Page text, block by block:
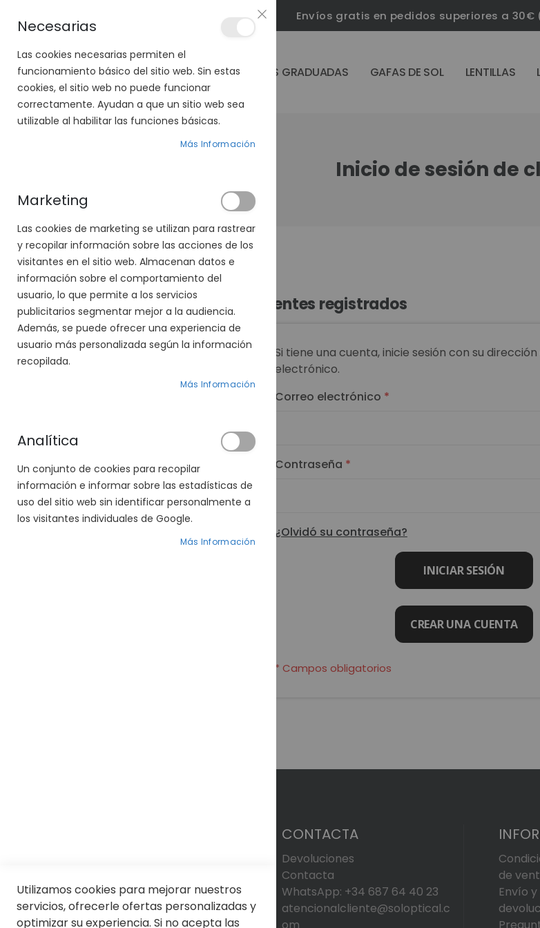
Envíos gratis en pedidos superiores a 30€
GAFAS GRADUADAS GAFAS DE SOL LENTILLAS
Inicio de sesión de
Clientes registrados
Si tiene una cuenta, inicie sesión con su
electrónico.
Correo electrónico
Contraseña
¿Olvidó su contraseña?
INICIAR SESIÓN
CREAR UNA CUENTA
CONTACTA
Devoluciones
Contacta
WhatsApp: +34 687 64 40 23
atencionalcliente@soloptical.c
de
Envío y
Necesarias
Las cookies necesarias permiten el
funcionamiento básico del sitio web. Sin estas
cookies, el sitio web no puede funcionar
correctamente. Ayudan a que un sitio web sea
utilizable al habilitar las funciones básicas.
Más Información
Marketing
Las cookies de marketing se utilizan para rastrear
y recopilar información sobre las acciones de los
visitantes en el sitio web. Almacenan datos e
información sobre el comportamiento del
usuario, lo que permite a los servicios
publicitarios segmentar mejor a la audiencia.
Además, se puede ofrecer una experiencia de
usuario más personalizada según la información
recopilada.
Más Información
Analítica
Un conjunto de cookies para recopilar
información e informar sobre las estadísticas de
uso del sitio web sin identificar personalmente a
los visitantes individuales de Google.
Más Información
Utilizamos cookies para mejorar nuestros
servicios, ofrecerle ofertas personalizadas y
optimizar su experiencia. Si no acepta las